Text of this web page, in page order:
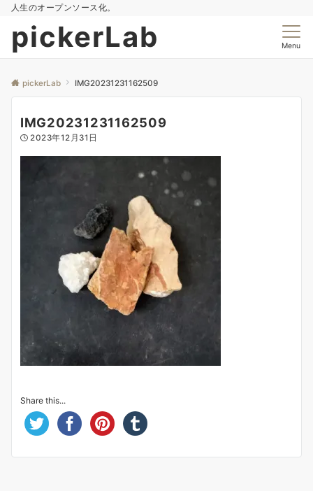
人生のオープンソース化。
pickerLab Menu
pickerLab IMG20231231162509
IMG20231231162509
2023年12月31日
Share this...